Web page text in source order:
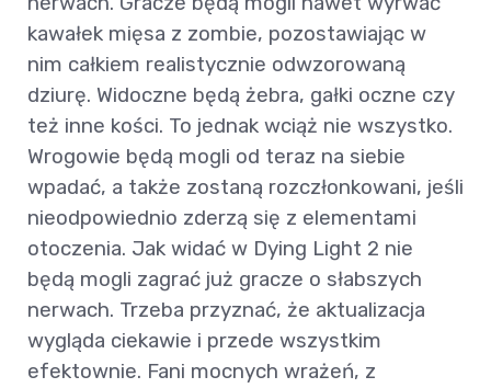
kawałek mięsa z zombie, pozostawiając w
nim całkiem realistycznie odwzorowaną
dziurę. Widoczne będą żebra, gałki oczne czy
też inne kości. To jednak wciąż nie wszystko.
Wrogowie będą mogli od teraz na siebie
wpadać, a także zostaną rozczłonkowani, jeśli
nieodpowiednio zderzą się z elementami
otoczenia. Jak widać w Dying Light 2 nie
będą mogli zagrać już gracze o słabszych
nerwach. Trzeba przyznać, że aktualizacja
wygląda ciekawie i przede wszystkim
efektownie. Fani mocnych wrażeń, z